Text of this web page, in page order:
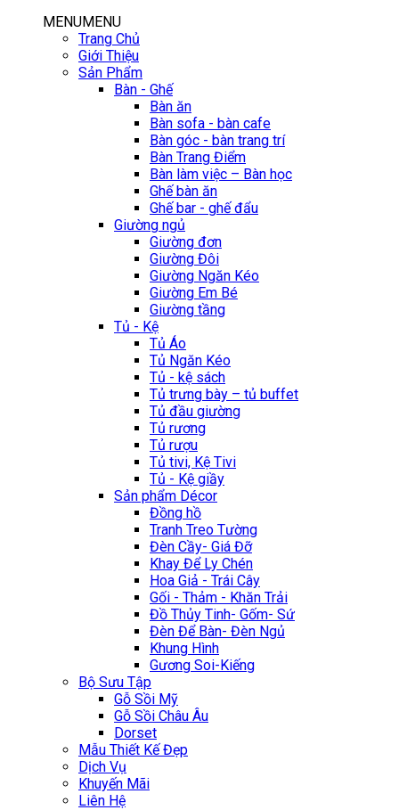
MENUMENU
Trang Chủ
Giới Thiệu
Sản Phẩm
Bàn - Ghế
Bàn ăn
Bàn sofa - bàn cafe
Bàn góc - bàn trang trí
Bàn Trang Điểm
Bàn làm việc – Bàn học
Ghế bàn ăn
Ghế bar - ghế đẩu
Giường ngủ
Giường đơn
Giường Đôi
Giường Ngăn Kéo
Giường Em Bé
Giường tầng
Tủ - Kệ
Tủ Áo
Tủ Ngăn Kéo
Tủ - kệ sách
Tủ trưng bày – tủ buffet
Tủ đầu giường
Tủ rương
Tủ rượu
Tủ tivi, Kệ Tivi
Tủ - Kệ giầy
Sản phẩm Décor
Đồng hồ
Tranh Treo Tường
Đèn Cầy- Giá Đỡ
Khay Để Ly Chén
Hoa Giả - Trái Cây
Gối - Thảm - Khăn Trải
Đồ Thủy Tinh- Gốm- Sứ
Đèn Để Bàn- Đèn Ngủ
Khung Hình
Gương Soi-Kiếng
Bộ Sưu Tập
Gỗ Sồi Mỹ
Gỗ Sồi Châu Âu
Dorset
Mẫu Thiết Kế Đẹp
Dịch Vụ
Khuyến Mãi
Liên Hệ